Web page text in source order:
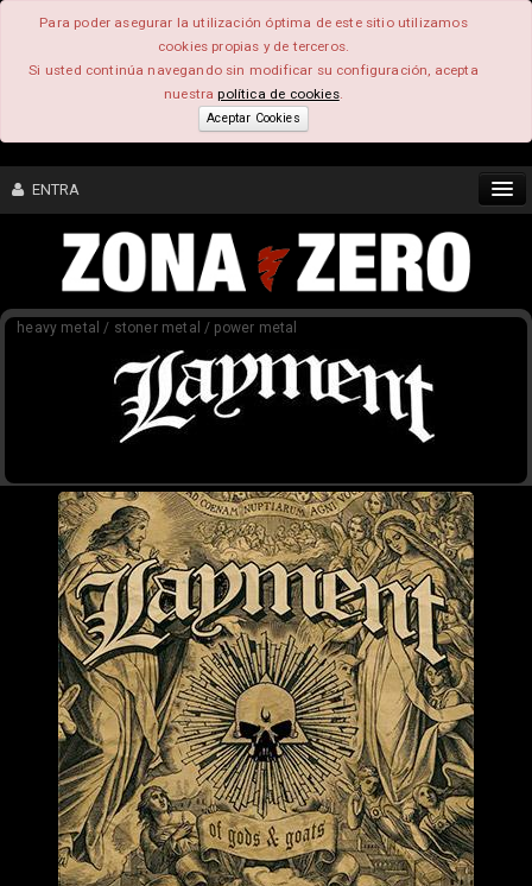
Para poder asegurar la utilización óptima de este sitio utilizamos
cookies propias y de terceros.
Si usted continúa navegando sin modificar su configuración, acepta
nuestrapolítica de cookies.
Aceptar Cookies
ENTRA
CONTENIDO
COMUNIDAD
FEEEDBACK
heavy metal / stoner metal / power metal